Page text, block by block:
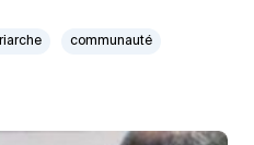
communauté